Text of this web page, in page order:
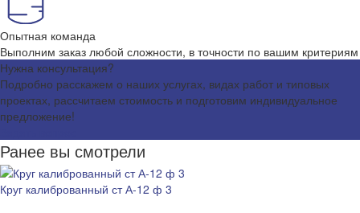
Опытная команда
Выполним заказ любой сложности, в точности по вашим критериям
Нужна консультация?
Подробно расскажем о наших услугах, видах работ и типовых
проектах, рассчитаем стоимость и подготовим индивидуальное
предложение!
Ранее вы смотрели
Круг калиброванный ст А-12 ф 3